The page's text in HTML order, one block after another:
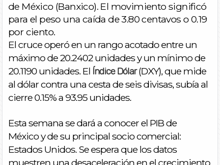
de México (Banxico). El movimiento significó
para el peso una caída de 3.80 centavos o 0.19
por ciento.
El cruce operó en un rango acotado entre un
máximo de 20.2402 unidades y un mínimo de
20.1190 unidades. El Índice Dólar(DXY), que mide
al dólar contra una cesta de seis divisas, subía al
cierre 0.15% a 93.95 unidades.
Esta semana se dará a conocer el PIB de
México y de su principal socio comercial:
Estados Unidos. Se espera que los datos
muestren una desaceleración en el crecimiento